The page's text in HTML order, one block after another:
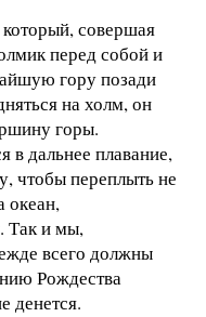
совершая
перед собой и
гору позади
на холм, он
горы.
дальнее плавание,
чтобы переплыть не
океан,
Так и мы,
всего должны
Рождества
денется.